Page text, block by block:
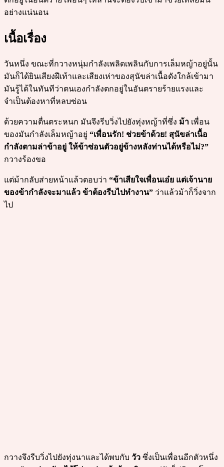
อย่างแน่นอน
เนื้อเรื่อง
วันหนึ่ง ขณะที่กวางหนุ่มกำลังเพลิดเพลินกับการเล็มหญ้าอยู่นั้น
มันก็ได้ยินเสียงฝีเท้าและเสียงเห่าของสุนัขล่าเนื้อดังใกล้เข้ามา
มันรู้ได้ในทันทีว่าตนเองกำลังตกอยู่ในอันตรายร้ายแรงและ
จำเป็นต้องหาที่หลบซ่อน
ด้วยความตื่นตระหนก มันจึงรีบวิ่งไปยังทุ่งหญ้าที่ซึ่ง ม้า เพื่อน
ของมันกำลังเล็มหญ้าอยู่ “เพื่อนรัก! ช่วยข้าด้วย! สุนัขล่าเนื้อ
กำลังตามล่าข้าอยู่ ให้ข้าซ่อนตัวอยู่ข้างหลังท่านได้หรือไม่?”
กวางร้องขอ
แต่ม้ากลับส่ายหน้าแล้วตอบว่า “ข้าเสียใจเพื่อนเอ๋ย แต่เจ้านาย
ของข้ากำลังจะมาแล้ว ข้าต้องรีบไปทำงาน” ว่าแล้วม้าก็วิ่งจาก
ไป
กวางจึงรีบวิ่งไปยังทุ่งนาและได้พบกับ วัว ซึ่งเป็นเพื่อนอีกตัวหนึ่ง